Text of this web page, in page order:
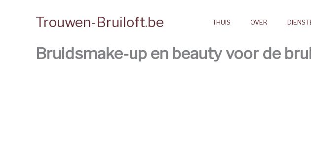
Trouwen-Bruiloft.be THUIS OVER
Bruidsmake-up en beauty voor de